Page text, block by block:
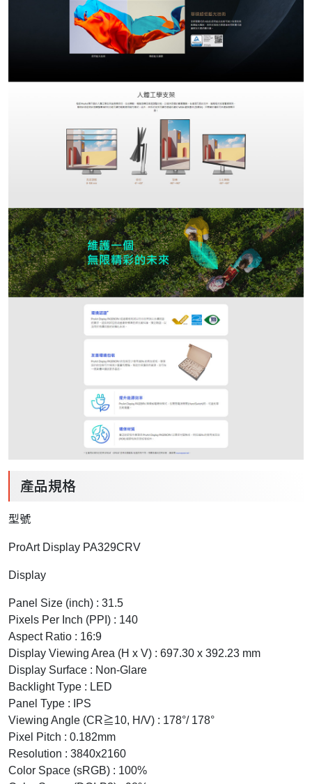
產品規格
型號
ProArt Display PA329CRV
Display
Panel Size (inch) : 31.5
Pixels Per Inch (PPI) : 140
Aspect Ratio : 16:9
Display Viewing Area (H x V) : 697.30 x 392.23 mm
Display Surface : Non-Glare
Backlight Type : LED
Panel Type : IPS
Viewing Angle (CR≧10, H/V) : 178°/ 178°
Pixel Pitch : 0.182mm
Resolution : 3840x2160
Color Space (sRGB) : 100%